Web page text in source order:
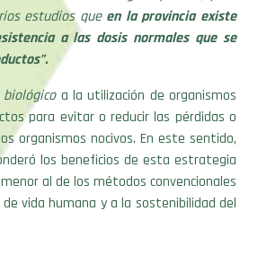
estudios que en la provincia existe
a las dosis normales que se
a la utilización de organismos
para evitar o reducir las pérdidas o
organismos nocivos. En este sentido,
los beneficios de esta estrategia
al de los métodos convencionales
vida humana y a la sostenibilidad del